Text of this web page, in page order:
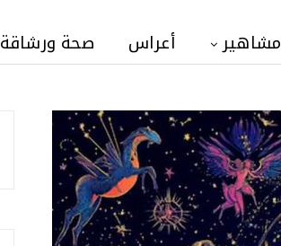
مشاهير أعراس صحة ورشاقة